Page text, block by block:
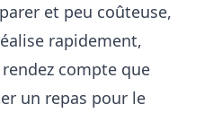
et peu coûteuse,
rapidement,
compte que
un repas pour le